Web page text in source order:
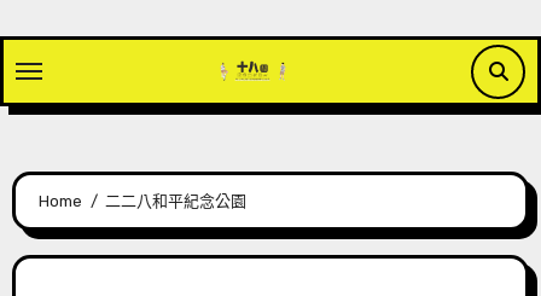
content
Home 二二八和平紀念公園